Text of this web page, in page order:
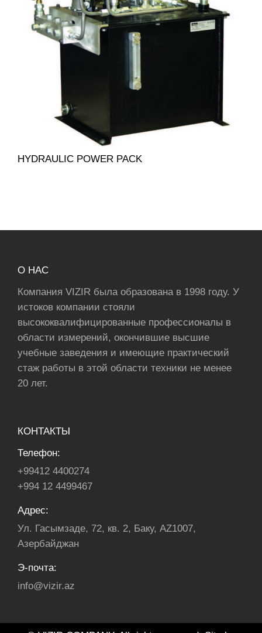
HYDRAULIC POWER PACK
О НАС
Компания VIZIR была образована в 1998 году. У
истоков компании стояли
высококвалифицированные профессионалы в
области измерений, окончившие высшие
учебные заведения и имеющие практический
стаж работы в этой области техники не менее
20 лет.
КОНТАКТЫ
Телефон:
+99412 4400274
+994 12 4499467
Адрес:
Ул. Гасымзаде, 72, кв. 2, Баку, AZ1007,
Азербайджан
Э-почта:
info@vizir.az